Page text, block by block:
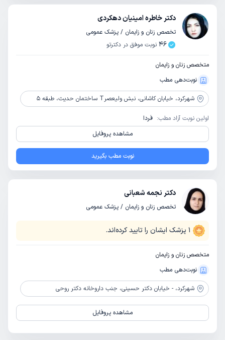
دکتر خاطره امینیان دهکردی
تخصص زنان و زایمان / پزشک عمومی
46 نوبت موفق در دکترتو
متخصص زنان و زایمان
نوبت‌دهی مطب
شهرکرد، خیابان کاشانی، نبش ولیعصرT ساختمان حدیث، طبقه 5
اولین نوبت آزاد مطب: فردا
مشاهده پروفایل
نوبت مطب بگیرید
دکتر نجمه شعبانی
تخصص زنان و زایمان / پزشک عمومی
1 پزشک ایشان را تایید کرده‌اند.
متخصص زنان و زایمان
نوبت‌دهی مطب
شهرکرد، - خیابان دکتر حسینی، جنب داروخانه دکتر روحی
مشاهده پروفایل